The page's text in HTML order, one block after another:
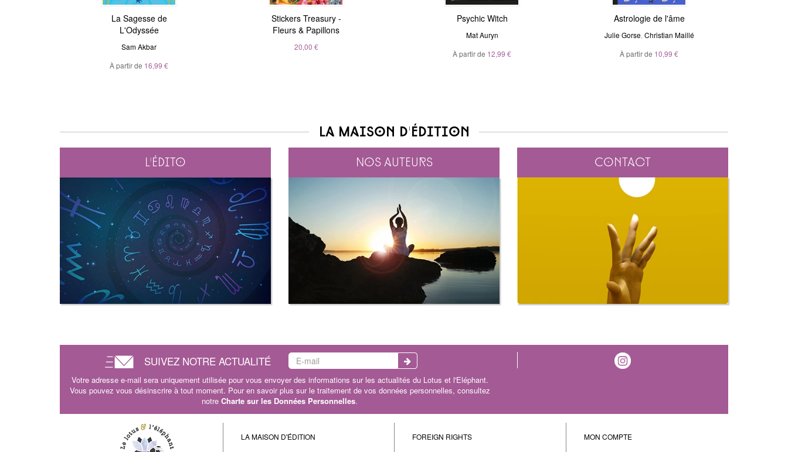
La Sagesse de
L'Odyssée
Sam Akbar
À partir de 16,99 €
Stickers Treasury -
Fleurs & Papillons
20,00 €
Magic Stickers - Nature
André Sanchez
20,00 €
Magic Stickers - Céleste
André Sanchez
20,00 €
Astrologie de l'âme
Julie Gorse,Christian Maillé
Nous sommes tous
clairvoyants
Belinda Grace
Psychic Witch
Mat Auryn
À partir de 12,99 €
Astrologie de l'âme
Julie Gorse Christian Maillé
À partir de 10,99 €
La maison d'édition
L'édito Nos auteurs Contact
SUIVEZ NOTRE ACTUALITÉ
Votre adresse e-mail sera uniquement utilisée pour vous envoyer des informations sur les actualités du Lotus et l'Eléphant.
Vous pouvez vous désinscrire à tout moment. Pour en savoir plus sur le traitement de vos données personnelles, consultez
notre Charte sur les Données Personnelles.
LA MAISON D'ÉDITION FOREIGN RIGHTS MON COMPTE